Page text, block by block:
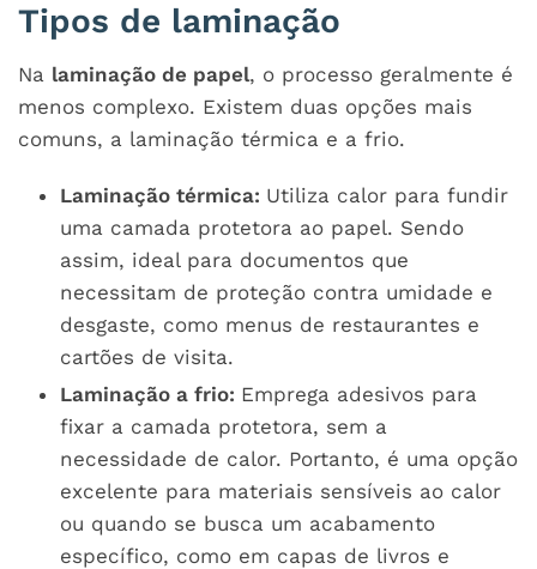
Tipos de laminação
Na laminação de papel, o processo geralmente é
menos complexo. Existem duas opções mais
comuns, a laminação térmica e a frio.
Laminação térmica: Utiliza calor para fundir
uma camada protetora ao papel. Sendo
assim, ideal para documentos que
necessitam de proteção contra umidade e
desgaste, como menus de restaurantes e
cartões de visita.
Laminação a frio: Emprega adesivos para
fixar a camada protetora, sem a
necessidade de calor. Portanto, é uma opção
excelente para materiais sensíveis ao calor
ou quando se busca um acabamento
específico, como em capas de livros e